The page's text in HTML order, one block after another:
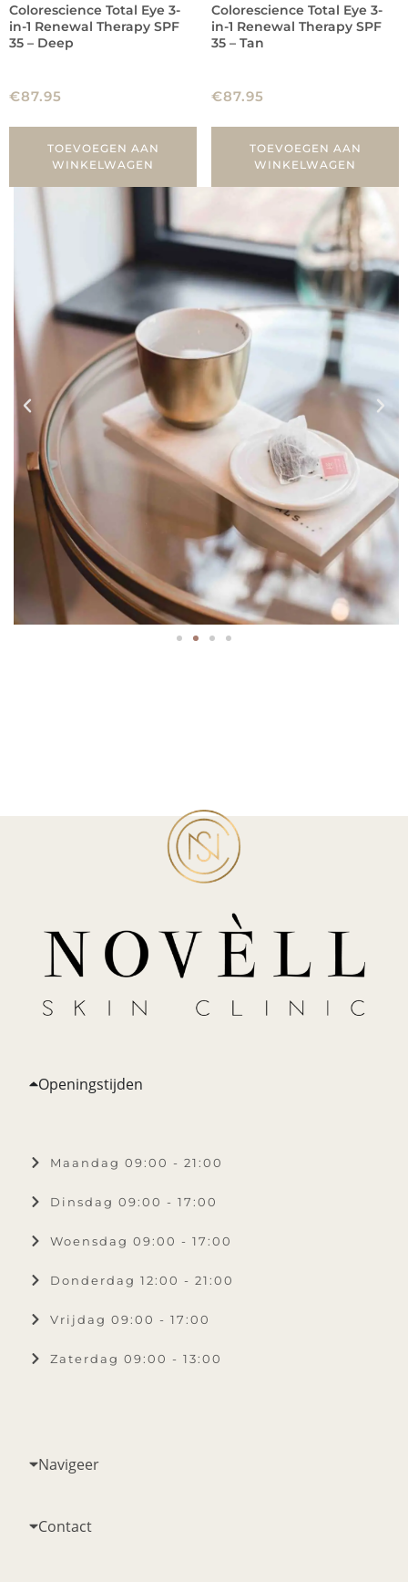
Colorescience Total Eye 3-
in-1 Renewal Therapy SPF
35 – Deep
€87.95
TOEVOEGEN AAN
WINKELWAGEN
Colorescience Total Eye 3-
in-1 Renewal Therapy SPF
35 – Tan
€87.95
TOEVOEGEN AAN
WINKELWAGEN
Openingstijden
Maandag 09:00 - 21:00
Dinsdag 09:00 - 17:00
Woensdag 09:00 - 17:00
Donderdag 12:00 - 21:00
Vrijdag 09:00 - 17:00
Zaterdag 09:00 - 13:00
Navigeer
Contact